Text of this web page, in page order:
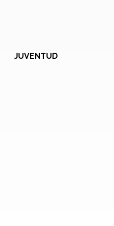
JUVENTUD